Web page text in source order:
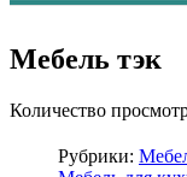
Мебель тэк
Количество
Рубрики: